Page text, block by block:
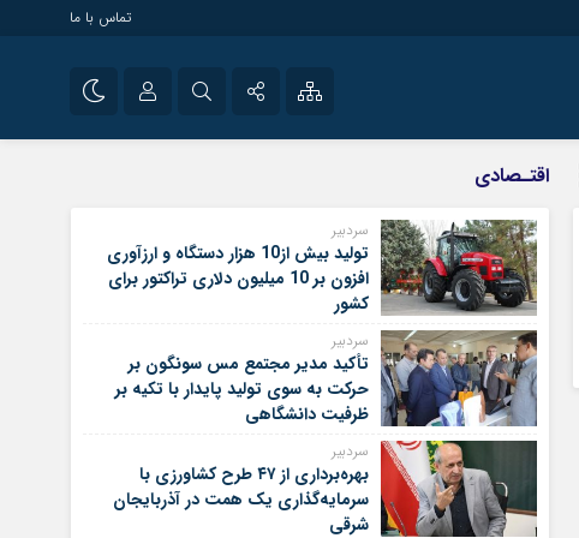
تماس با ما
سروش
ایتا
آپارات
رمز عبور
مرا به خاطر بسپار
اقتـصادی
سردبیر
تولید بیش از10 هزار دستگاه و ارزآوری
افزون بر 10 میلیون دلاری تراکتور برای
کشور
سردبیر
تأکید مدیر مجتمع مس سونگون بر
حرکت به سوی تولید پایدار با تکیه بر
ظرفیت دانشگاهی
سردبیر
بهره‌برداری از ۴۷ طرح کشاورزی با
سرمایه‌گذاری یک همت در آذربایجان
شرقی